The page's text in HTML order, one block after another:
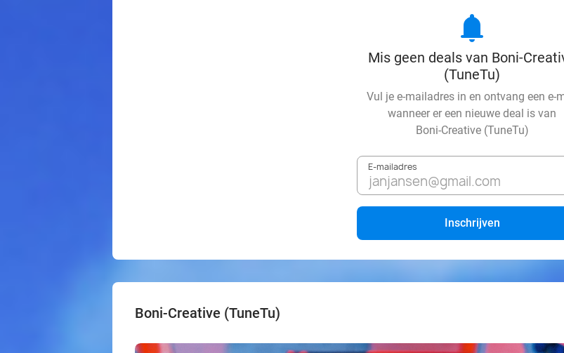
notifications
Mis geen deals van Boni-
(TuneTu)
Vul je e-mailadres in en ontvang een e-
wanneer er een nieuwe deal is van
Boni-Creative (TuneTu)
E-mailadres
Inschrijven
Boni-Creative (TuneTu)